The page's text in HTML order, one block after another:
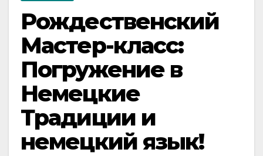
Рождественский
Мастер-класс:
Погружение в
Немецкие
Традиции и
немецкий язык!